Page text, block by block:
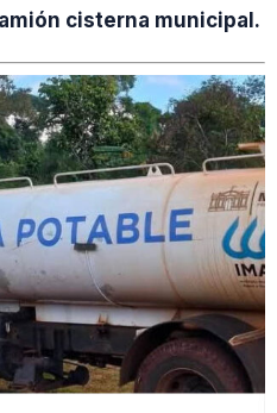
cisterna municipal.